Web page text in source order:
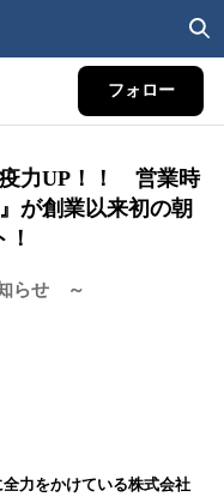
フォロー
力UP！！ 営業時
が創業以来初の朝
らせ ～
力をかけている株式会社